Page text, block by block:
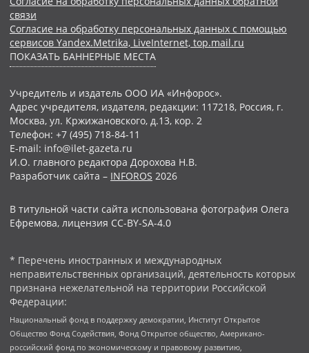
связи
Согласие на обработку персональных данных с помощью
сервисов Yandex.Metrika, LiveInternet, top.mail.ru
ПОКАЗАТЬ БАННЕРНЫЕ МЕСТА
Учредитель и издатель ООО ИА «Инфорос».
Адрес учредителя, издателя, редакции: 117218, Россия, г.
Москва, ул. Кржижановского, д.13, кор. 2
Телефон: +7 (495) 718-84-11
E-mail: info@ilet-gazeta.ru
И.О. главного редактора Дорохова Н.В.
Разработчик сайта – INFOROS 2026
В титульной части сайта использована фотография Олега
Ефремова, лицензия CC-BY-SA-4.0
* Перечень иностранных и международных
неправительственных организаций, деятельность которых
признана нежелательной на территории Российской
Федерации:
Национальный фонд в поддержку демократии, Институт Открытое
Общество Фонд Содействия, Фонд Открытое общество, Американо-
российский фонд по экономическому и правовому развитию,